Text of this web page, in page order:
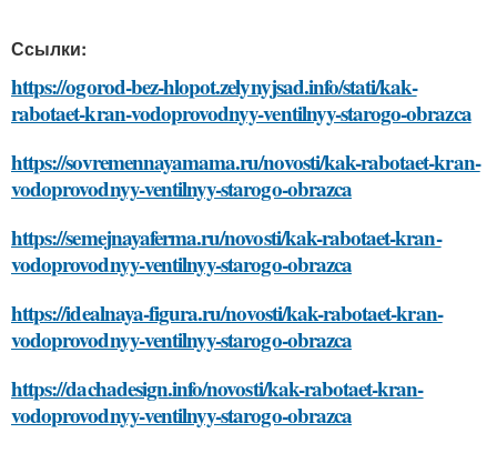
Ссылки:
https://ogorod-bez-hlopot.zelynyjsad.info/stati/kak-
rabotaet-kran-vodoprovodnyy-ventilnyy-starogo-obrazca
https://sovremennayamama.ru/novosti/kak-rabotaet-kran-
vodoprovodnyy-ventilnyy-starogo-obrazca
https://semejnayaferma.ru/novosti/kak-rabotaet-kran-
vodoprovodnyy-ventilnyy-starogo-obrazca
https://idealnaya-figura.ru/novosti/kak-rabotaet-kran-
vodoprovodnyy-ventilnyy-starogo-obrazca
https://dachadesign.info/novosti/kak-rabotaet-kran-
vodoprovodnyy-ventilnyy-starogo-obrazca